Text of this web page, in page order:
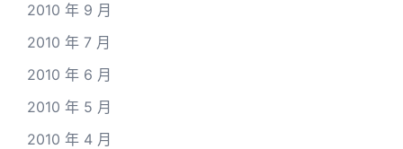
2010 年 9 月
2010 年 7 月
2010 年 6 月
2010 年 5 月
2010 年 4 月